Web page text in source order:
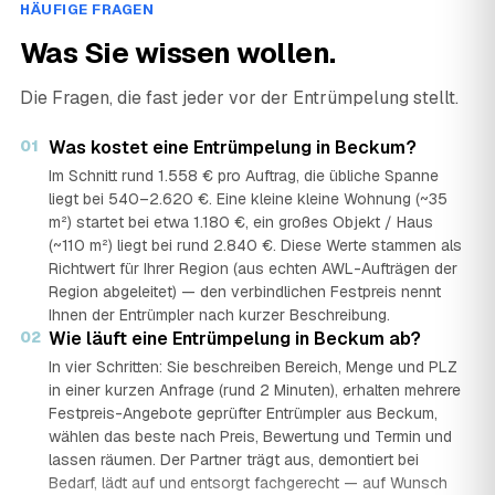
HÄUFIGE FRAGEN
Was Sie wissen wollen.
Die Fragen, die fast jeder vor der Entrümpelung stellt.
01 Was kostet eine Entrümpelung in Beckum?
Im Schnitt rund 1.558 € pro Auftrag, die übliche Spanne
liegt bei 540–2.620 €. Eine kleine kleine Wohnung (~35
m²) startet bei etwa 1.180 €, ein großes Objekt / Haus
(~110 m²) liegt bei rund 2.840 €. Diese Werte stammen als
Richtwert für Ihrer Region (aus echten AWL-Aufträgen der
Region abgeleitet) — den verbindlichen Festpreis nennt
Ihnen der Entrümpler nach kurzer Beschreibung.
02 Wie läuft eine Entrümpelung in Beckum ab?
In vier Schritten: Sie beschreiben Bereich, Menge und PLZ
in einer kurzen Anfrage (rund 2 Minuten), erhalten mehrere
Festpreis-Angebote geprüfter Entrümpler aus Beckum,
wählen das beste nach Preis, Bewertung und Termin und
lassen räumen. Der Partner trägt aus, demontiert bei
Bedarf, lädt auf und entsorgt fachgerecht — auf Wunsch